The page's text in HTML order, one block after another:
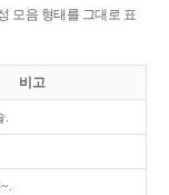
모음 형태를 그대로 표
비고
.